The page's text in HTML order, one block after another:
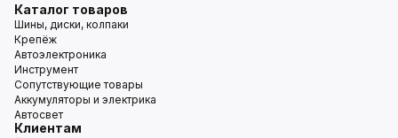
Каталог товаров
Шины, диски, колпаки
Крепёж
Автоэлектроника
Инструмент
Сопутствующие товары
Аккумуляторы и электрика
Автосвет
Клиентам